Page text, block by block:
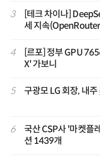
3
[테크 차이나]
세 지속
4
[르포] 정부 GPU
X' 가보니
5 구광모 LG 회장, 내
6
국산 CSP사 '마켓플
션 1439개